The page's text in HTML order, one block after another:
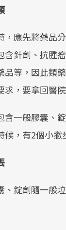
，應先將藥品
含針劑、抗腫
品等，因此類
，要拿回醫院
含一般膠囊、
候，有2個小撇
、錠劑隨一般